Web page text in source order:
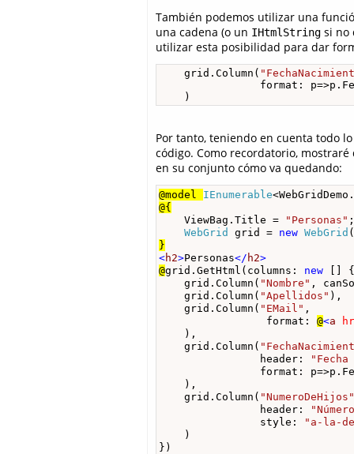
También podemos utilizar una
una cadena (o un IHtmlString si no
utilizar esta posibilidad para dar
grid.Column(
format:
)
Por tanto, teniendo en cuenta todo
código. Como recordatorio,
en su conjunto cómo va quedando:
@model IEnumerable
@{
ViewBag.Title =
"Personas" ;
WebGrid
grid = new WebGrid
}
<h2>Personas</ h2>
@grid.GetHtml(columns: new [] {
grid.Column( "Nombre" ,
grid.Column( "Apellidos" ),
grid.Column( "EMail" ,
format: @<a
),
grid.Column(
header:
format:
),
grid.Column( "NumeroDeHijos"
header:
style:
"a-la-
)
})